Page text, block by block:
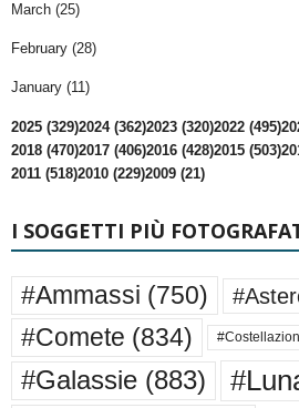
March (25)
February (28)
January (11)
2025 (329)2024 (362)2023 (320)2022 (495)
2018 (470)2017 (406)2016 (428)2015 (503)
2011 (518)2010 (229)2009 (21)
I SOGGETTI PIÙ
#Ammassi (750)
#Comete (834)
#Galassie (883)